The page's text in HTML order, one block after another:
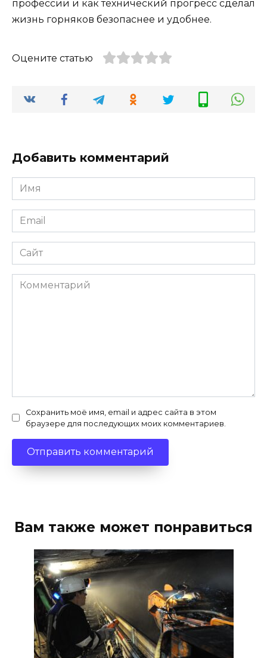
профессии и как технический прогресс сделал
жизнь горняков безопаснее и удобнее.
Оцените статью
Добавить комментарий
Имя
*
Email
*
Сайт
Комментарий
Сохранить моё имя, email и адрес сайта в этом
браузере для последующих моих комментариев.
Вам также может понравиться